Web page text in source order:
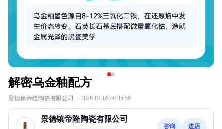
解密乌金釉配方
景德镇帝隆陶瓷有限公司 · 2026-04-05 00:35:59
景德镇帝隆陶瓷有限公司
咨询 进店